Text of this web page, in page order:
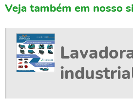
LAVAGEM DE GALPÃO
LIMPEZA DE GALPÃO
LIMPEZA DE GALPÃO INDUSTRIAL
Veja também em nosso